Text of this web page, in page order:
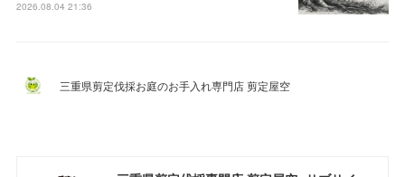
2026.08.04 21:36
三重県剪定伐採お庭のお手入れ専門店 剪定屋空